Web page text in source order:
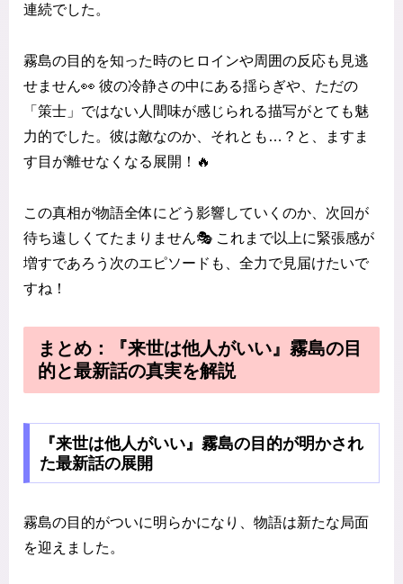
連続でした。
霧島の目的を知った時のヒロインや周囲の反応も見逃
せません👀 彼の冷静さの中にある揺らぎや、ただの
「策士」ではない人間味が感じられる描写がとても魅
力的でした。彼は敵なのか、それとも…？と、ますま
す目が離せなくなる展開！🔥
この真相が物語全体にどう影響していくのか、次回が
待ち遠しくてたまりません🎭 これまで以上に緊張感が
増すであろう次のエピソードも、全力で見届けたいで
すね！
まとめ：『来世は他人がいい』霧島の目
的と最新話の真実を解説
『来世は他人がいい』霧島の目的が明かされ
た最新話の展開
霧島の目的がついに明らかになり、物語は新たな局面
を迎えました。